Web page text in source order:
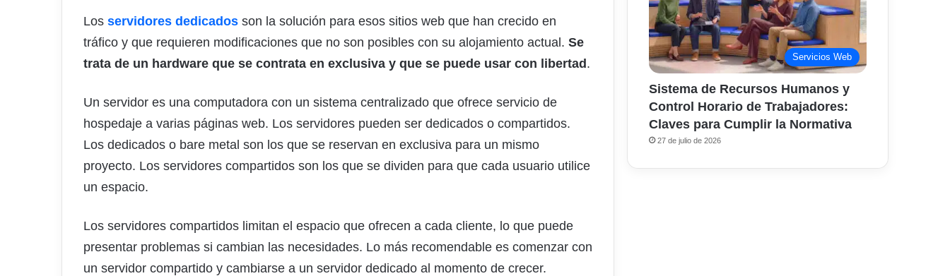
Los servidores dedicados son la solución para esos sitios web que han crecido en
tráfico y que requieren modificaciones que no son posibles con su alojamiento actual. Se
trata de un hardware que se contrata en exclusiva y que se puede usar con libertad.
Un servidor es una computadora con un sistema centralizado que ofrece servicio de
hospedaje a varias páginas web. Los servidores pueden ser dedicados o compartidos.
Los dedicados o bare metal son los que se reservan en exclusiva para un mismo
proyecto. Los servidores compartidos son los que se dividen para que cada usuario utilice
un espacio.
Los servidores compartidos limitan el espacio que ofrecen a cada cliente, lo que puede
presentar problemas si cambian las necesidades. Lo más recomendable es comenzar con
un servidor compartido y cambiarse a un servidor dedicado al momento de crecer.
Servicios Web
Sistema de Recursos Humanos y
Control Horario de Trabajadores:
Claves para Cumplir la Normativa
27 de julio de 2026